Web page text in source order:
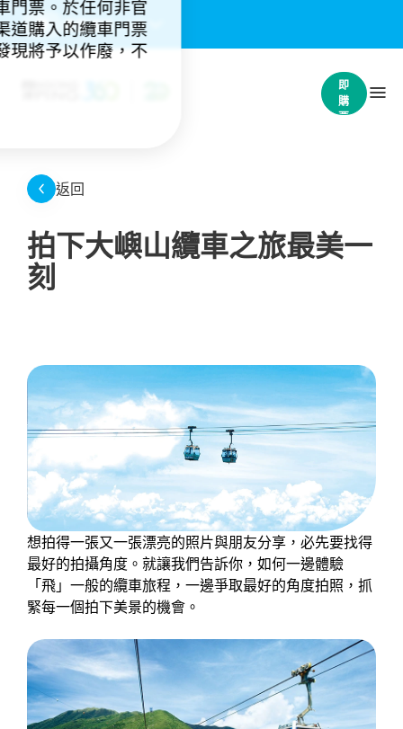
重要通知：(4)
立
即
購
票
門票。於任何非官
道購入的纜車門票
現將予以作廢，不
返回
拍下大嶼山纜車之旅最美一
刻
想拍得一張又一張漂亮的照片與朋友分享，必先要找得
最好的拍攝角度。就讓我們告訴你，如何一邊體驗
「飛」一般的纜車旅程，一邊爭取最好的角度拍照，抓
緊每一個拍下美景的機會。